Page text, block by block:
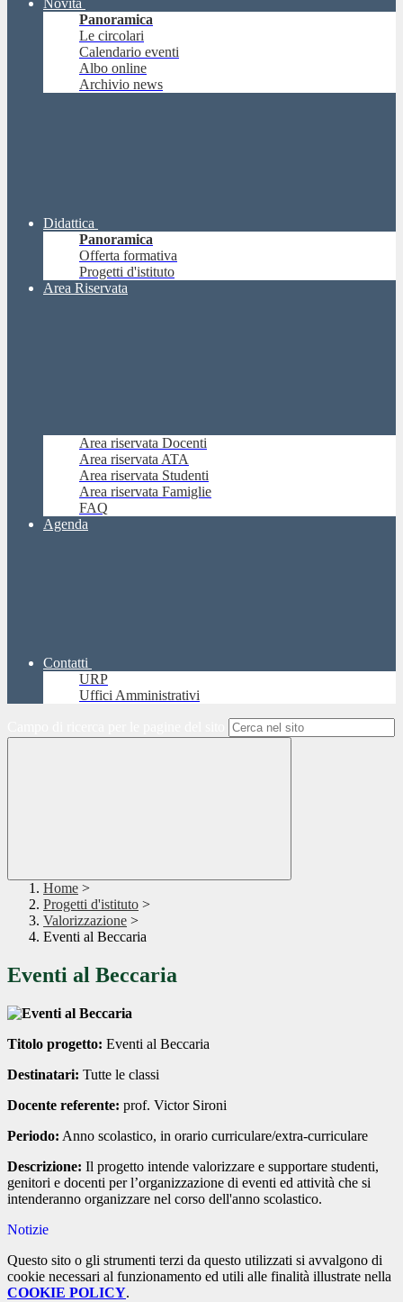
Novità
Panoramica
Le circolari
Calendario eventi
Albo online
Archivio news
Didattica
Panoramica
Offerta formativa
Progetti d'istituto
Area Riservata
Area riservata Docenti
Area riservata ATA
Area riservata Studenti
Area riservata Famiglie
FAQ
Agenda
Contatti
URP
Uffici Amministrativi
Home >
Progetti d'istituto >
Valorizzazione >
Eventi al Beccaria
Eventi al Beccaria
Titolo progetto: Eventi al Beccaria
Destinatari: Tutte le classi
Docente referente: prof. Victor Sironi
Periodo: Anno scolastico, in orario curriculare/extra-curriculare
Descrizione: Il progetto intende valorizzare e supportare studenti,
genitori e docenti per l’organizzazione di eventi ed attività che si
intenderanno organizzare nel corso dell'anno scolastico.
Notizie
Questo sito o gli strumenti terzi da questo utilizzati si avvalgono di
cookie necessari al funzionamento ed utili alle finalità illustrate nella
COOKIE POLICY.